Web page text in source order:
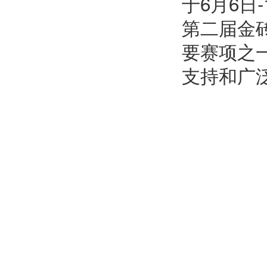
第二届金
要赛项之
支持和广